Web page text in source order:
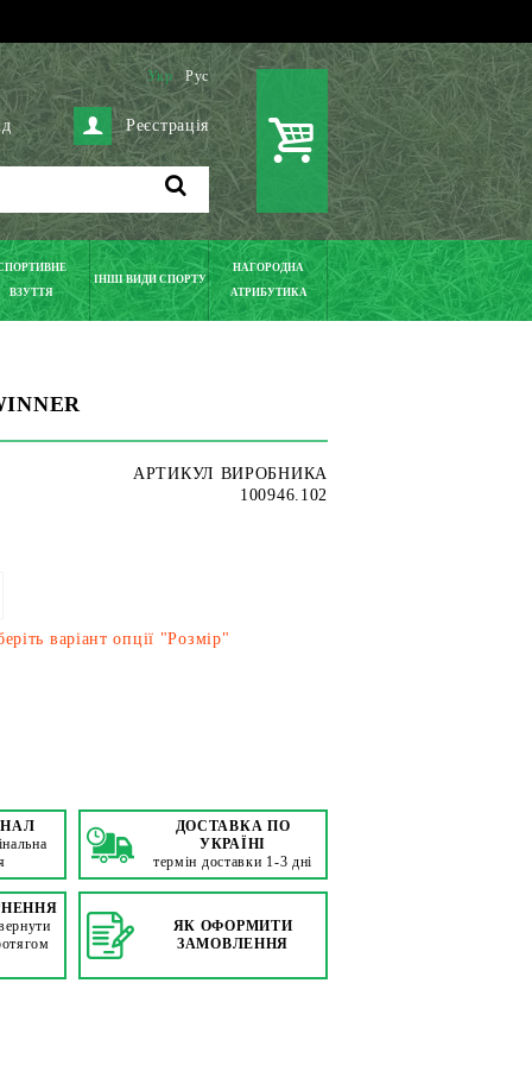
Укр Рус
Реєстрація
ВЗУТТЯ
ІНШІ ВИДИ СПОРТУ
НАГОРОДНА
АТРИБУТИКА
АРТИКУЛ ВИРОБНИКА
100946.102
варіант опції "Розмір"
ДОСТАВКА ПО
УКРАЇНІ
термін доставки 1-3 дні
ЯК ОФОРМИТИ
ЗАМОВЛЕННЯ